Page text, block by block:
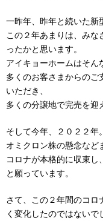
一昨年、昨年と続いた新
この２年あまりは、みな
ったかと思います。
アイキョーホームはそん
多くのお客さまからのご
いただき、
多くの分譲地で完売を迎
そして今年、２０２２年。
オミクロン株の懸念など
コロナが本格的に収束し
と願っています。
さて、この２年間のコロ
く変化したのではないで